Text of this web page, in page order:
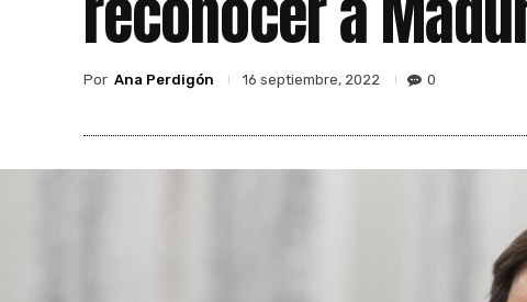
Por Ana Perdigón 16 septiembre, 2022 0